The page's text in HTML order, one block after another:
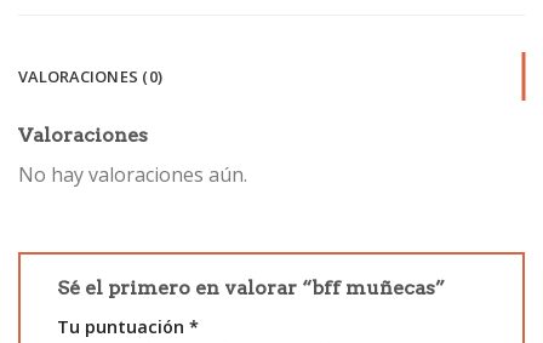
VALORACIONES (0)
Valoraciones
No hay valoraciones aún.
Sé el primero en valorar “bff muñecas”
Tu puntuación *